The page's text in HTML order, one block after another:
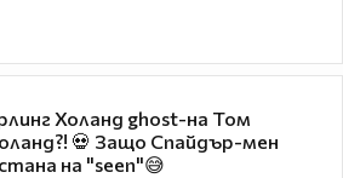
Холанд ghost-на Том
💀 Защо Спайдър-мен
на "seen"😅